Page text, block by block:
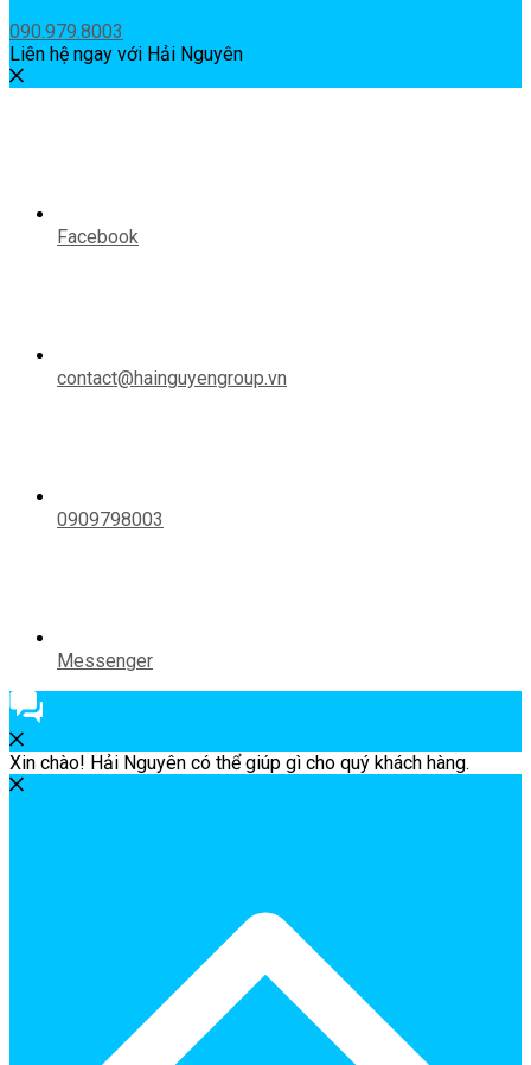
090.979.8003
Liên hệ ngay với Hải Nguyên
Facebook
contact@hainguyengroup.vn
0909798003
Messenger
Xin chào! Hải Nguyên có thể giúp gì cho quý khách hàng.